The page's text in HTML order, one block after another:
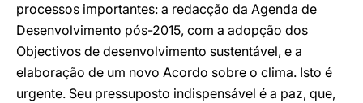
processos importantes: a redacção da Agenda de
Desenvolvimento pós-2015, com a adopção dos
Objectivos de desenvolvimento sustentável, e a
elaboração de um novo Acordo sobre o clima. Isto é
urgente. Seu pressuposto indispensável é a paz, que,